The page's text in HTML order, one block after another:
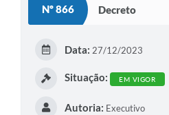
Cidadão Online: IPTU - alvará
Nota Fiscal Eletrônica
ITBI Online
Nº 866 Decreto
Data: 27/12/2023
Situação: EM VIGOR
Autoria: Executivo